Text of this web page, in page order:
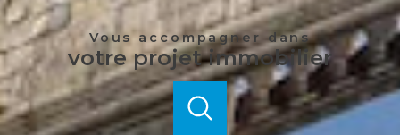
Vous accompagner dans
votre projet immobilier